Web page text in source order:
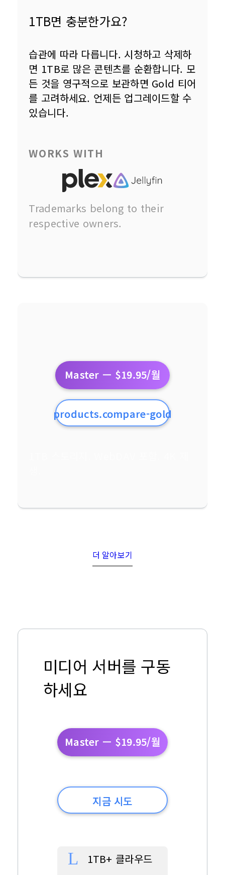
1TB면 충분한가요?
습관에 따라 다릅니다. 시청하고 삭제하
면 1TB로 많은 콘텐츠를 순환합니다. 모
든 것을 영구적으로 보관하면 Gold 티어
를 고려하세요. 언제든 업그레이드할 수
있습니다.
WORKS WITH
Trademarks belong to their
respective owners.
Master — $19.95/월
products.compare-gold
더 알아보기
미디어 서버를 구동
하세요
Master — $19.95/월
지금 시도
1TB+ 클라우드